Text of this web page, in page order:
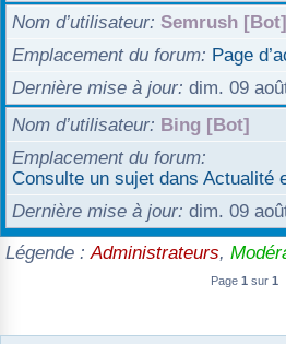
Nom d’utilisateur Semrush [Bot]
Emplacement du forum
Page
Dernière mise à jour dim. 09
Nom d’utilisateur
Bing [Bot]
Emplacement du forum
Consulte un sujet dans Actualité
Dernière mise à jour dim. 09
Légende : Administrateurs,
Page 1 sur 1